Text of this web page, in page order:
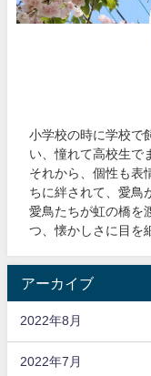
小学校の時に学校で
い、憧れて高校生で
それから、個性も表
ちに絆されて、愛鳥
愛鳥たちが虹の橋を
つ、懐かしさに目を
アーカイブ
2022年8月
2022年7月